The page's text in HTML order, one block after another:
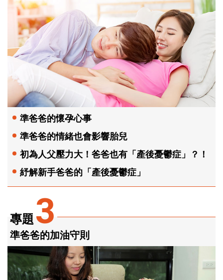
專題3
準爸爸的加油守則
準爸爸的懷孕心事
準爸爸的情緒也會影響胎兒
初為人父壓力大！爸爸也有「產後憂鬱症」？！
紓解新手爸爸的「產後憂鬱症」